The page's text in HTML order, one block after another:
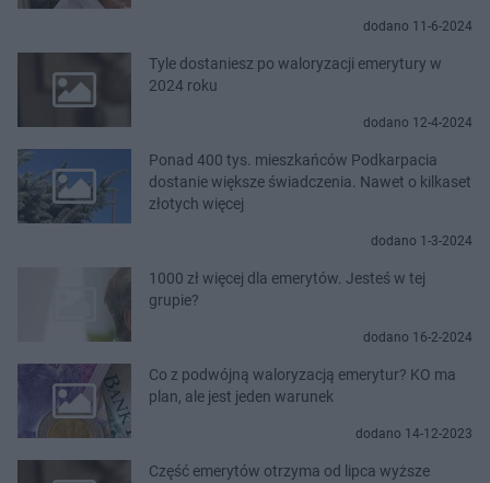
dodano 11-6-2024
Tyle dostaniesz po waloryzacji emerytury w
2024 roku
dodano 12-4-2024
Ponad 400 tys. mieszkańców Podkarpacia
dostanie większe świadczenia. Nawet o kilkaset
złotych więcej
dodano 1-3-2024
1000 zł więcej dla emerytów. Jesteś w tej
grupie?
dodano 16-2-2024
Co z podwójną waloryzacją emerytur? KO ma
plan, ale jest jeden warunek
dodano 14-12-2023
Część emerytów otrzyma od lipca wyższe